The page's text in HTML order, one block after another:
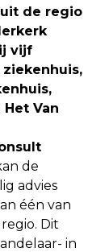
de regio
vijf
Van
de
advies
één van
Dit
in